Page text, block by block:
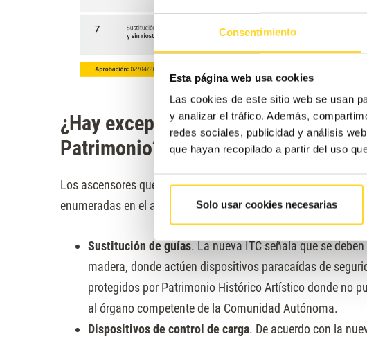
Consentimiento
Esta página web usa cookies
Las cookies de este sitio web se usan
y analizar el tráfico. Además,
redes sociales, publicidad y análisis
que hayan recopilado a partir del uso
Solo usar cookies necesarias
¿Hay excepciones para los
Patrimonio?
Los ascensores que cuentan con protección por parte de
enumeradas en el apartado anterior, contres salvedades
Sustitución de guías. La nueva ITC señala que se
madera, donde actúen dispositivos paracaídas de
protegidos por Patrimonio Histórico Artístico donde no
al órgano competente de la Comunidad Autónoma.
Dispositivos de control de carga. De acuerdo con la